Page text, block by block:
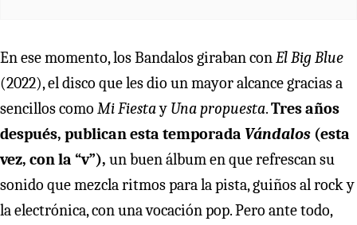
En ese momento, los Bandalos giraban conEl Big Blue
(2022), el disco que les dio un mayor alcance gracias a
sencillos como Mi Fiestay Una propuesta.Tres años
después, publican esta temporada Vándalos (esta
vez, con la “v”), un buen álbum en que refrescan su
sonido que mezcla ritmos para la pista, guiños al rock y
la electrónica, con una vocación pop. Pero ante todo,